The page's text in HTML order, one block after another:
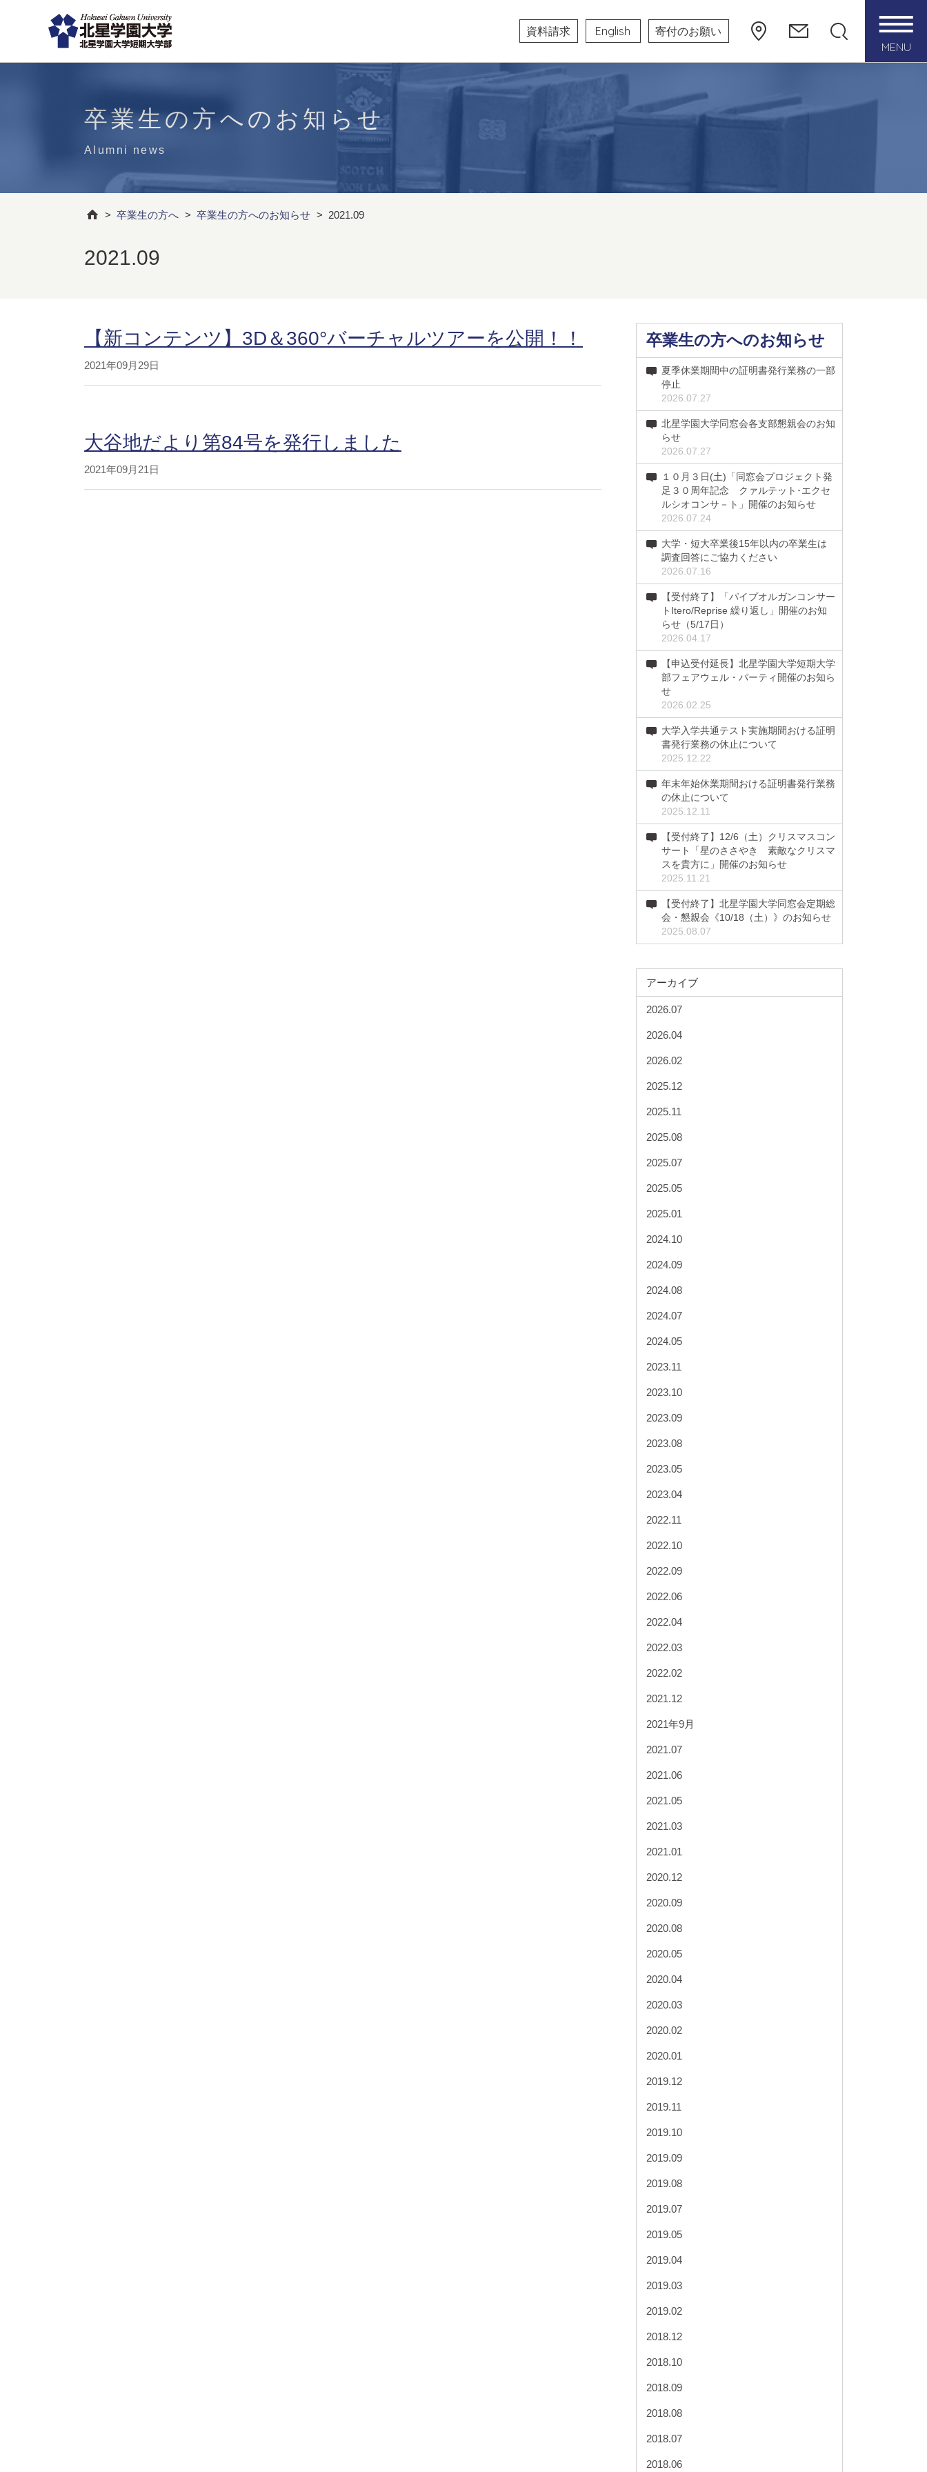
資料請求 English
寄付のお願い
MENU
卒業生の方へのお知らせ
Alumni news
> 卒業生の方へ > 卒業生の方へのお知らせ > 2021.09
2021.09
【新コンテンツ】3D＆360°バーチャルツアーを公開！！
2021年09月29日
大谷地だより第84号を発行しました
2021年09月21日
卒業生の方へのお知らせ
夏季休業期間中の証明書発行業務の一部
停止
2026.07.27
北星学園大学同窓会各支部懇親会のお知
らせ
2026.07.27
１０月３日(土)「同窓会プロジェクト発
足３０周年記念 クァルテット･エクセ
ルシオコンサ－ト」開催のお知らせ
2026.07.24
大学・短大卒業後15年以内の卒業生は
調査回答にご協力ください
2026.07.16
【受付終了】「パイプオルガンコンサー
トItero/Reprise 繰り返し」開催のお知
らせ（5/17日）
2026.04.17
【申込受付延長】北星学園大学短期大学
部フェアウェル・パーティ開催のお知ら
せ
2026.02.25
大学入学共通テスト実施期間おける証明
書発行業務の休止について
2025.12.22
年末年始休業期間おける証明書発行業務
の休止について
2025.12.11
【受付終了】12/6（土）クリスマスコン
サート「星のささやき 素敵なクリスマ
スを貴方に」開催のお知らせ
2025.11.21
【受付終了】北星学園大学同窓会定期総
会・懇親会《10/18（土）》のお知らせ
2025.08.07
アーカイブ
2026.07
2026.04
2026.02
2025.12
2025.11
2025.08
2025.07
2025.05
2025.01
2024.10
2024.09
2024.08
2024.07
2024.05
2023.11
2023.10
2023.09
2023.08
2023.05
2023.04
2022.11
2022.10
2022.09
2022.06
2022.04
2022.03
2022.02
2021.12
2021年9月
2021.07
2021.06
2021.05
2021.03
2021.01
2020.12
2020.09
2020.08
2020.05
2020.04
2020.03
2020.02
2020.01
2019.12
2019.11
2019.10
2019.09
2019.08
2019.07
2019.05
2019.04
2019.03
2019.02
2018.12
2018.10
2018.09
2018.08
2018.07
2018.06